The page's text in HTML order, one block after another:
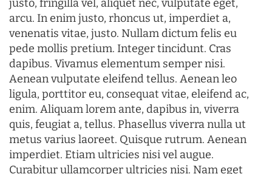
justo, fringilla vel, aliquet nec, vulputate eget,
arcu. In enim justo, rhoncus ut, imperdiet a,
venenatis vitae, justo. Nullam dictum felis eu
pede mollis pretium. Integer tincidunt. Cras
dapibus. Vivamus elementum semper nisi.
Aenean vulputate eleifend tellus. Aenean leo
ligula, porttitor eu, consequat vitae, eleifend ac,
enim. Aliquam lorem ante, dapibus in, viverra
quis, feugiat a, tellus. Phasellus viverra nulla ut
metus varius laoreet. Quisque rutrum. Aenean
imperdiet. Etiam ultricies nisi vel augue.
Curabitur ullamcorper ultricies nisi. Nam eget